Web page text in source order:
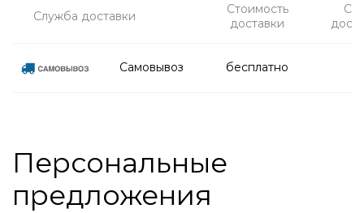
Служба доставки
Стоимость
доставки
Самовывоз бесплатно
Персональные
предложения